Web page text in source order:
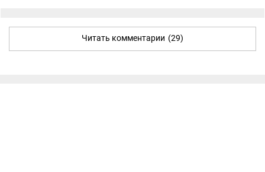
Читать комментарии (29)